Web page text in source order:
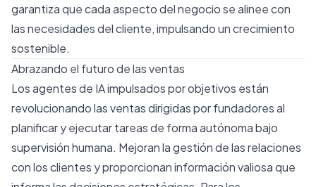
garantiza que cada aspecto del negocio se alinee con
las necesidades del cliente, impulsando un crecimiento
sostenible.
Abrazando el futuro de las ventas
Los agentes de IA impulsados ​​por objetivos están
revolucionando las ventas dirigidas por fundadores al
planificar y ejecutar tareas de forma autónoma bajo
supervisión humana. Mejoran la gestión de las relaciones
con los clientes y proporcionan información valiosa que